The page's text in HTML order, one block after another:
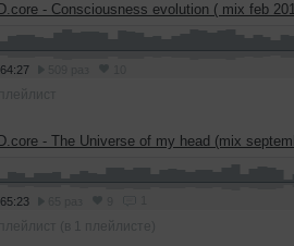
D.core - Consciousness evolution ( mix feb
64:27
D.core - The Universe of my head (mix
65:23
(в 1 плейлисте)